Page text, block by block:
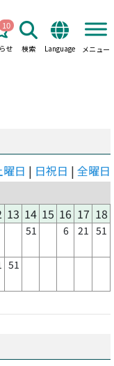
せ
10
検索 Language メニュー
曜日 | 日祝日 | 全曜日
13 14 15 16 17 18
51 6 21 51
51